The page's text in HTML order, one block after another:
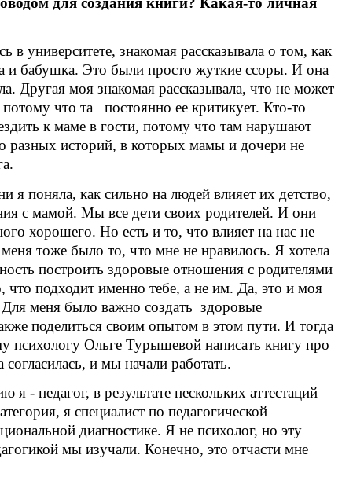
в университете, знакомая рассказывала о том, как
и бабушка. Это были просто жуткие ссоры. И она
Другая моя знакомая рассказывала, что не может
что та постоянно ее критикует. Кто-то
к маме в гости, потому что там нарушают
разных историй, в которых мамы и дочери не
я поняла, как сильно на людей влияет их детство,
с мамой. Мы все дети своих родителей. И они
хорошего. Но есть и то, что влияет на нас не
тоже было то, что мне не нравилось. Я хотела
построить здоровые отношения с родителями
что подходит именно тебе, а не им. Да, это и моя
меня было важно создать здоровые
поделиться своим опытом в этом пути. И тогда
психологу Ольге Турышевой написать книгу про
и мы начали работать.
- педагог, в результате нескольких аттестаций
я специалист по педагогической
диагностике. Я не психолог, но эту
мы изучали. Конечно, это отчасти мне